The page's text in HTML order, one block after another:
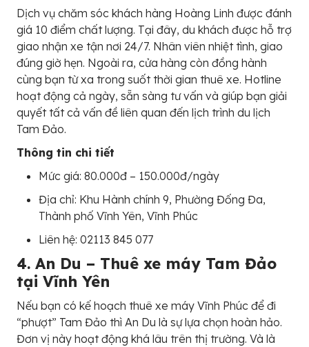
Dịch vụ chăm sóc khách hàng Hoàng Linh được đánh
giá 10 điểm chất lượng. Tại đây, du khách được hỗ trợ
giao nhận xe tận nơi 24/7. Nhân viên nhiệt tình, giao
đúng giờ hẹn. Ngoài ra, cửa hàng còn đồng hành
cùng bạn từ xa trong suốt thời gian thuê xe. Hotline
hoạt động cả ngày, sẵn sàng tư vấn và giúp bạn giải
quyết tất cả vấn đề liên quan đến lịch trình du lịch
Tam Đảo.
Thông tin chi tiết
Mức giá: 80.000đ – 150.000đ/ngày
Địa chỉ: Khu Hành chính 9, Phường Đống Đa,
Thành phố Vĩnh Yên, Vĩnh Phúc
Liên hệ: 02113 845 077
4. An Du – Thuê xe máy Tam Đảo
tại Vĩnh Yên
Nếu bạn có kế hoạch thuê xe máy Vĩnh Phúc để đi
“phượt” Tam Đảo thì An Du là sự lựa chọn hoàn hảo.
Đơn vị này hoạt động khá lâu trên thị trường. Và là